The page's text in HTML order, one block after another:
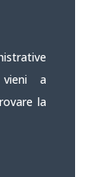
vieni a
la